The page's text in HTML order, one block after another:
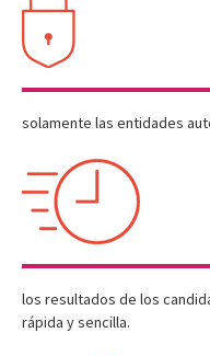
solamente las entidades
los resultados de los
rápida y sencilla.